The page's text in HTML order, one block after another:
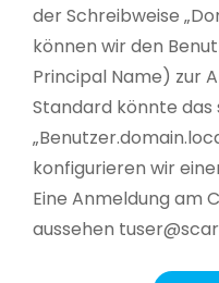
der Schreibweise
können wir den
Principal Name) zur
Standard könnte das
konfigurieren wir
Eine Anmeldung am
aussehen